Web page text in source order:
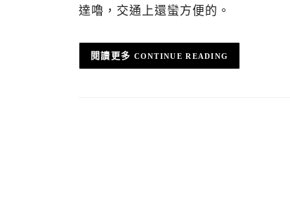
達嚕，交通上還蠻方便的。
CONTINUE READING